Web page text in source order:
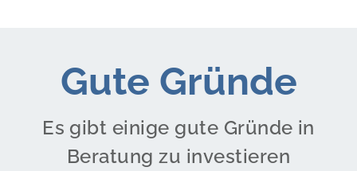
Gute Gründe
Es gibt einige gute Gründe in
Beratung zu investieren